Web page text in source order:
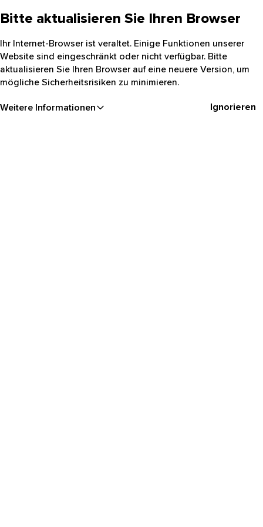
Bitte aktualisieren Sie Ihren Browser
Ihr Internet-Browser ist veraltet. Einige Funktionen unserer
Website sind eingeschränkt oder nicht verfügbar. Bitte
aktualisieren Sie Ihren Browser auf eine neuere Version, um
mögliche Sicherheitsrisiken zu minimieren.
Weitere Informationen Ignorieren